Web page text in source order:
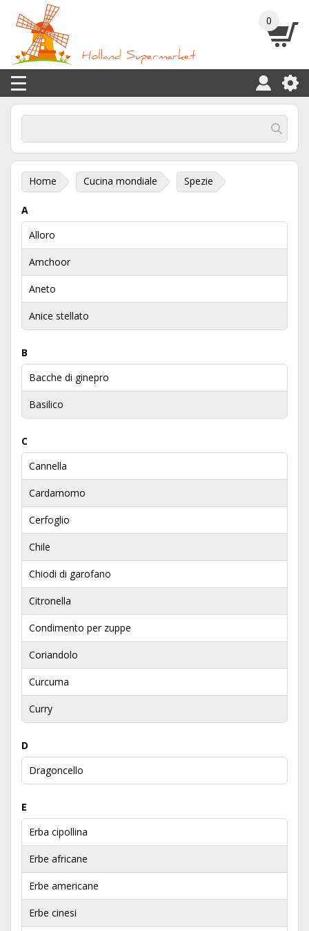
0
Home Cucina mondiale Spezie
A
Alloro
Amchoor
Aneto
Anice stellato
B
Bacche di ginepro
Basilico
C
Cannella
Cardamomo
Cerfoglio
Chile
Chiodi di garofano
Citronella
Condimento per zuppe
Coriandolo
Curcuma
Curry
D
Dragoncello
E
Erba cipollina
Erbe africane
Erbe americane
Erbe cinesi